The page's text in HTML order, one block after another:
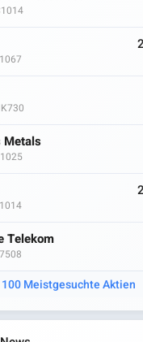
Metals
Telekom
Meistgesuchte Aktien